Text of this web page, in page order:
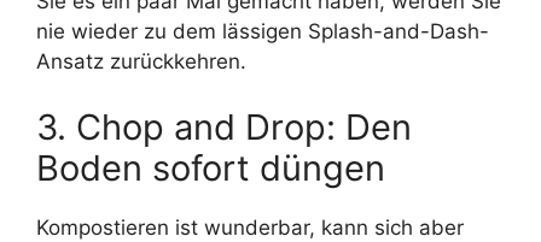
nie wieder zu dem lässigen Splash-and-Dash-
Ansatz zurückkehren.
3. Chop and Drop: Den
Boden sofort düngen
Kompostieren ist wunderbar, kann sich aber